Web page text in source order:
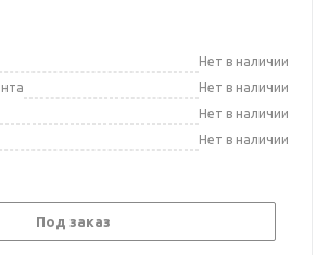
Нет в наличии
Нет в наличии
Нет в наличии
Нет в наличии
Под заказ